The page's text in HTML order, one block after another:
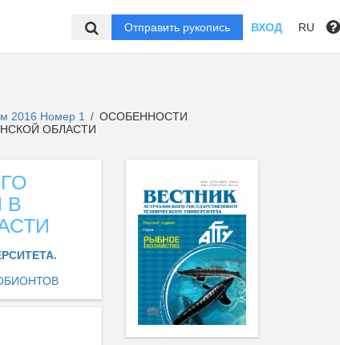
Отправить рукопись ВХОД RU
2016 Номер 1 / ОСОБЕННОСТИ
ОБЛАСТИ
В